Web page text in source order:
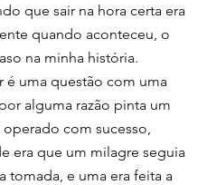
que sair na hora certa era
quando aconteceu, o
na minha história.
é uma questão com uma
alguma razão pinta um
com sucesso,
era que um milagre seguia
tomada, e uma era feita a